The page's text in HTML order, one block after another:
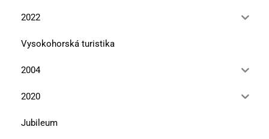
2022
Vysokohorská turistika
2004
2020
Jubileum